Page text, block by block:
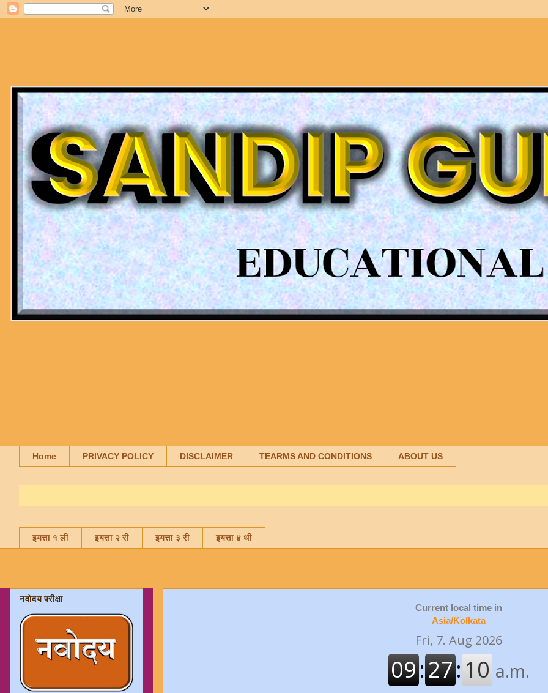
Home PRIVACY POLICY DISCLAIMER TEARMS AND CONDITIONS ABOUT US
इयत्ता १ ली इयत्ता २ री इयत्ता ३ री इयत्ता ४ थी
Current local time in
Asia/Kolkata
नवोदय परीक्षा